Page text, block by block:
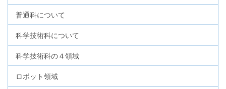
普通科について
科学技術科について
科学技術科の４領域
ロボット領域